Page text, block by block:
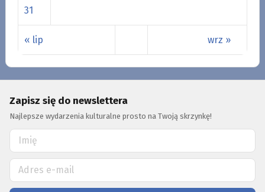
« lip wrz »
31
Zapisz się do newslettera
Najlepsze wydarzenia kulturalne prosto na Twoją skrzynkę!